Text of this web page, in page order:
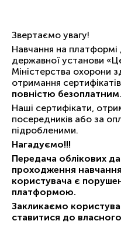
Звертаємо увагу!
Навчання на платформі
державної установи
Міністерства охорони
отримання
повністю безоплатним.
Наші сертифікати,
посередників або за
підробленими.
Нагадуємо!!!
Передача облікових
проходження
користувача є
платформою.
Закликаємо
ставитися до